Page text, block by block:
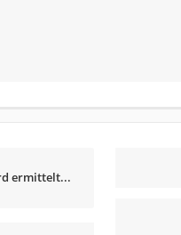
ermittelt...